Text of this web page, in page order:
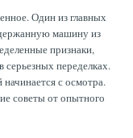
Один из главных
машину из
признаки,
переделках.
с осмотра.
советы от опытного